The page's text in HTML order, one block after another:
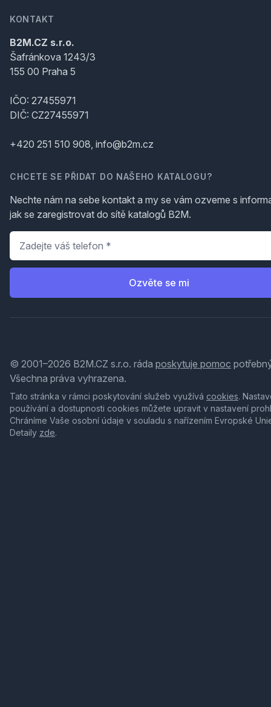
KONTAKT
B2M.CZ s.r.o.
Šafránkova 1243/3
155 00 Praha 5
IČO: 27455971
DIČ: CZ27455971
+420 251 510 908, info@b2m.cz
CHCETE SE PŘIDAT DO NAŠEHO KATALOGU?
Nechte nám na sebe kontakt a my se vám ozveme s
jak se zaregistrovat do sítě katalogů B2M.
Telefon
Ozvěte se mi
© 2001–2026 B2M.CZ s.r.o. ráda poskytuje pomoc
Všechna práva vyhrazena.
Tato stránka v rámci poskytování služeb využívá cookies.
používání a dostupnosti cookies můžete upravit v nastavení
Chráníme Vaše osobní údaje v souladu s nařízením Evropské
Detaily zde.